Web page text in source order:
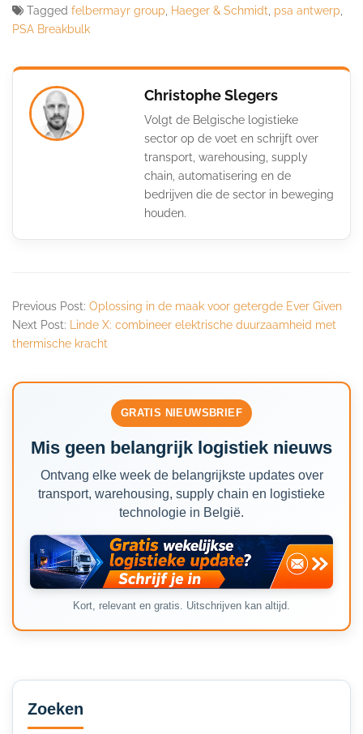
Tagged felbermayr group, Haeger & Schmidt, psa antwerp,
PSA Breakbulk
Christophe Slegers
Volgt de Belgische logistieke
sector op de voet en schrijft over
transport, warehousing, supply
chain, automatisering en de
bedrijven die de sector in beweging
houden.
Previous Post: Oplossing in de maak voor getergde Ever Given
Next Post: Linde X: combineer elektrische duurzaamheid met
thermische kracht
GRATIS NIEUWSBRIEF
Mis geen belangrijk logistiek nieuws
Ontvang elke week de belangrijkste updates over
transport, warehousing, supply chain en logistieke
technologie in België.
Kort, relevant en gratis. Uitschrijven kan altijd.
Secondary
Sidebar
Zoeken